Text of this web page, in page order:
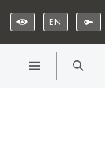
EN